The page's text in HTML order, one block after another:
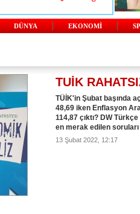
DÜNYA EKONOMİ
TUİK
TÜİK'in Şubat başında
48,69 iken Enflasyon
114,87 çıktı? DW
en merak edilen
13 Şubat 2022, 12:17